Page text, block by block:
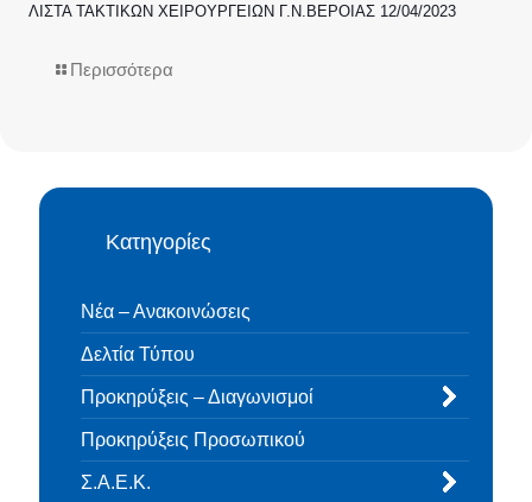
ΛΙΣΤΑ ΤΑΚΤΙΚΩΝ ΧΕΙΡΟΥΡΓΕΙΩΝ Γ.Ν.ΒΕΡΟΙΑΣ 12/04/2023
Περισσότερα
Κατηγορίες
Νέα – Ανακοινώσεις
Δελτία Τύπου
Προκηρύξεις – Διαγωνισμοί
Προκηρύξεις Προσωπικού
Σ.Α.Ε.Κ.